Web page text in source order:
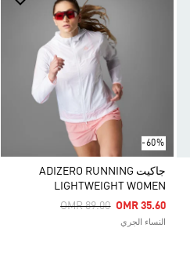
-60%
جاكيت ADIZERO RUNNING
LIGHTWEIGHT WOMEN
Price Reduced From
OMR 89.00ToOMR 35.60
النساء الجري